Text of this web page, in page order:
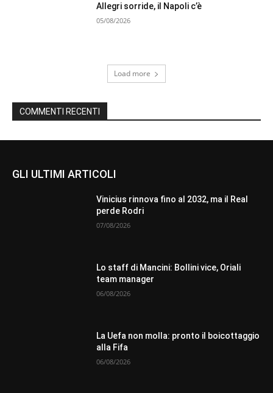
Allegri sorride, il Napoli c’è
05/08/2026
Load more
COMMENTI RECENTI
GLI ULTIMI ARTICOLI
Vinicius rinnova fino al 2032, ma il Real
perde Rodri
07/08/2026
Lo staff di Mancini: Bollini vice, Oriali
team manager
06/08/2026
La Uefa non molla: pronto il boicottaggio
alla Fifa
06/08/2026